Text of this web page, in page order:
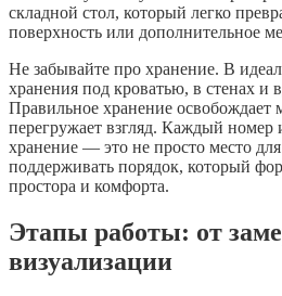
складной стол, который легко
поверхность или дополнительное
Не забывайте про хранение. В
хранения под кроватью, в стенах и
Правильное хранение освобождает
перегружает взгляд. Каждый номер
хранение — это не просто место
поддерживать порядок, который
простора и комфорта.
Этапы работы: от
визуализации